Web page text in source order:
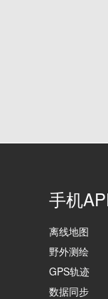
手机
离线地图
野外测绘
GPS轨迹
数据同步